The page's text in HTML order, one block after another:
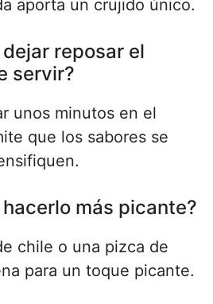
aporta un crujido único.
reposar el
servir?
unos minutos en el
que los sabores se
más picante?
chile o una pizca de
para un toque picante.